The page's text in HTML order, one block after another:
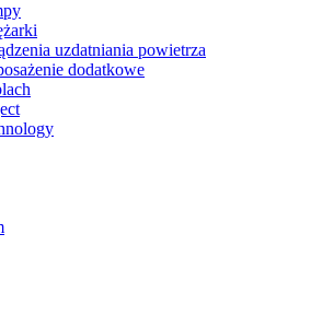
uzdatniania powietrza
dodatkowe